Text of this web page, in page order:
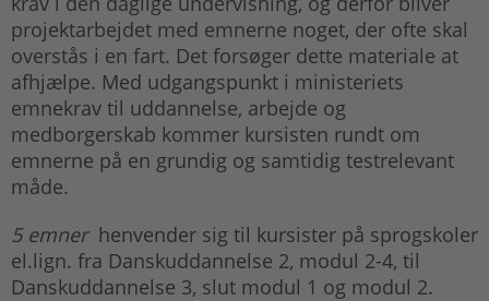
projektarbejdet med emnerne noget, der ofte skal
overstås i en fart. Det forsøger dette materiale at
afhjælpe. Med udgangspunkt i ministeriets
emnekrav til uddannelse, arbejde og
medborgerskab kommer kursisten rundt om
emnerne på en grundig og samtidig testrelevant
måde.
5 emner henvender sig til kursister på sprogskoler
el.lign. fra Danskuddannelse 2, modul 2-4, til
Danskuddannelse 3, slut modul 1 og modul 2.